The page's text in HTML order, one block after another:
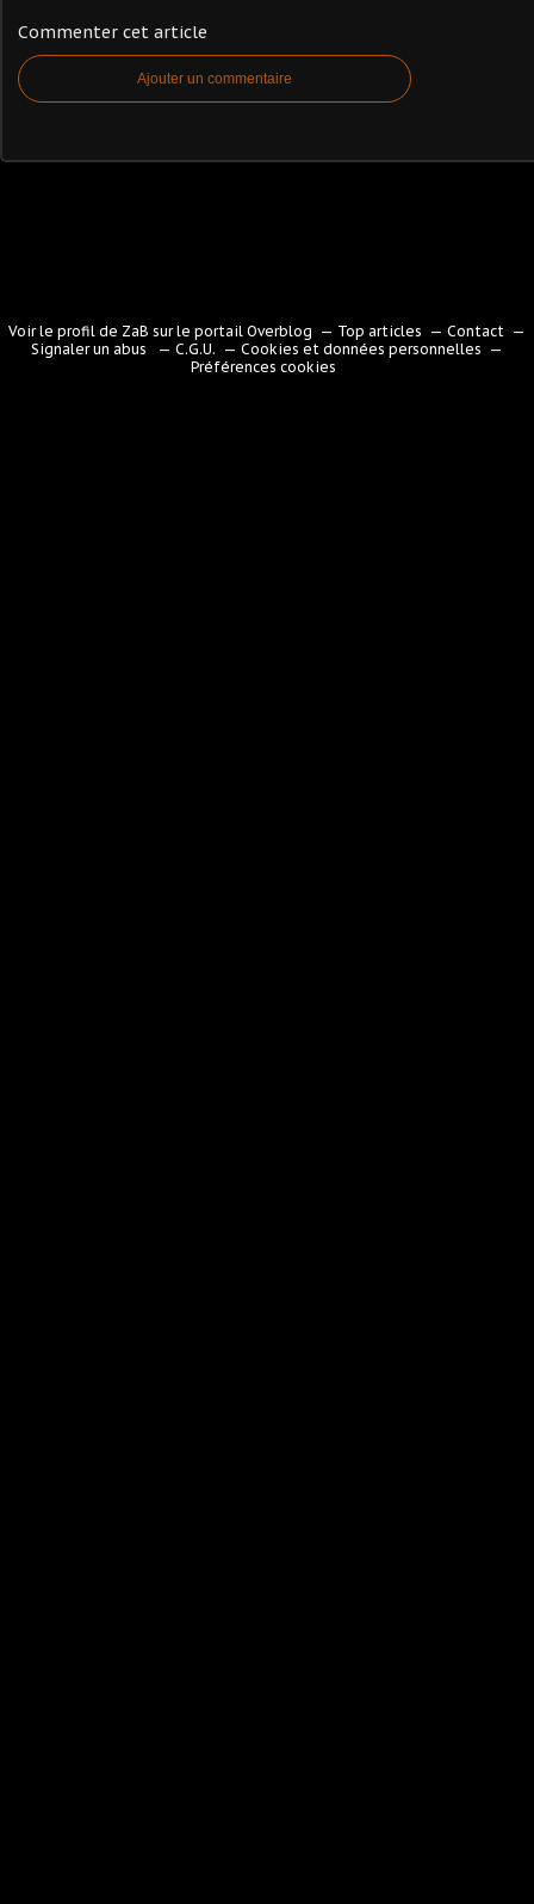
Commenter cet article
Ajouter un commentaire
Voir le profil de ZaB sur le portail Overblog Top articles
Contact
Signaler un abus
C.G.U.
Cookies et données personnelles
Préférences cookies